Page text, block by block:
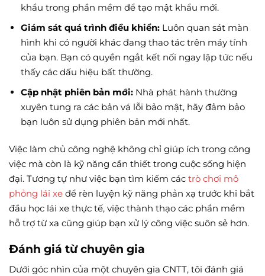
khẩu trong phần mềm để tạo mật khẩu mới.
Giám sát quá trình điều khiển:Luôn quan sát màn
hình khi có người khác đang thao tác trên máy tính
của bạn. Bạn có quyền ngắt kết nối ngay lập tức nếu
thấy các dấu hiệu bất thường.
Cập nhật phiên bản mới:Nhà phát hành thường
xuyên tung ra các bản vá lỗi bảo mật, hãy đảm bảo
bạn luôn sử dụng phiên bản mới nhất.
Việc làm chủ công nghệ không chỉ giúp ích trong công
việc mà còn là kỹ năng cần thiết trong cuộc sống hiện
đại. Tương tự như việc bạn tìm kiếm các trò chơi mô
phỏng lái xe để rèn luyện kỹ năng phản xạ trước khi bắt
đầu học lái xe thực tế, việc thành thạo các phần mềm
hỗ trợ từ xa cũng giúp bạn xử lý công việc suôn sẻ hơn.
Đánh giá từ chuyên gia
Dưới góc nhìn của một chuyên gia CNTT, tôi đánh giá